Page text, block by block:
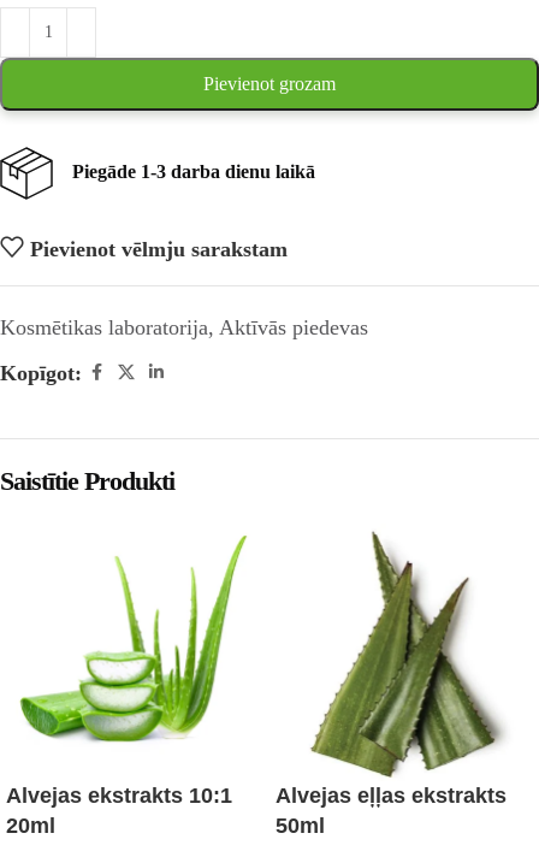
Pievienot grozam
Piegāde 1-3 darba dienu laikā
Pievienot vēlmju sarakstam
Kosmētikas laboratorija, Aktīvās piedevas
Kopīgot:
Saistītie Produkti
Alvejas ekstrakts 10:1
20ml
Alvejas eļļas ekstrakts
50ml